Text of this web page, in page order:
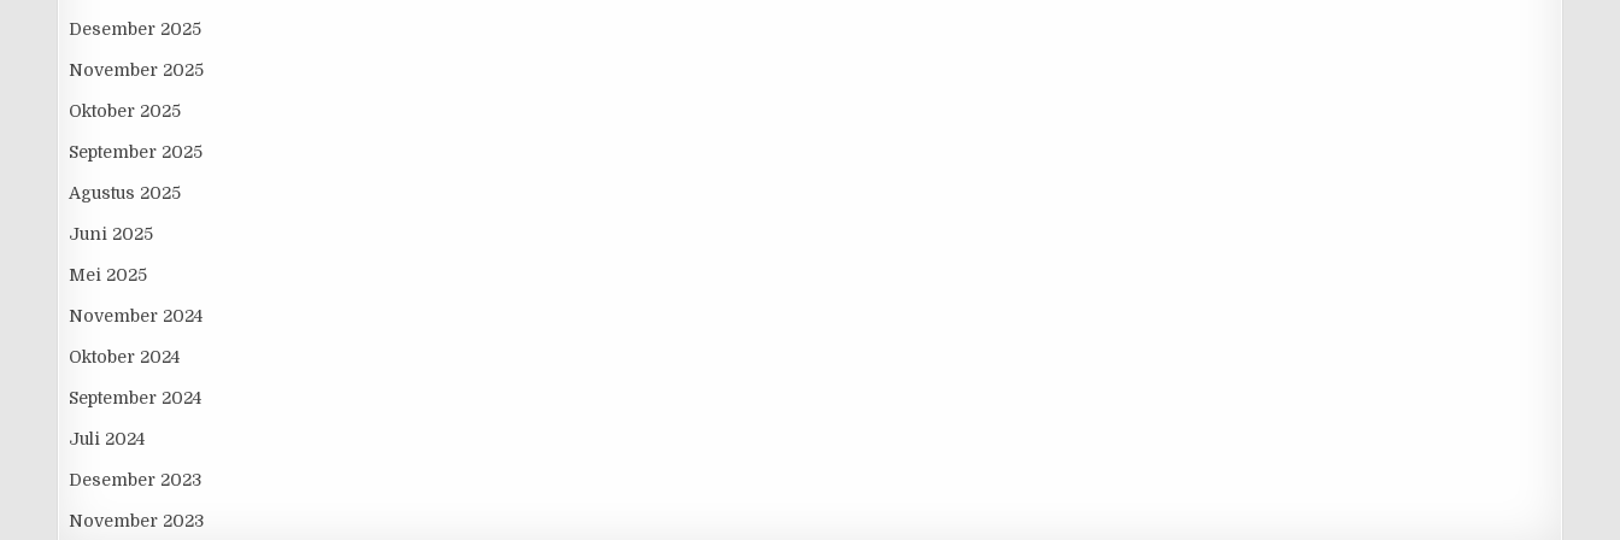
Desember 2025
November 2025
Oktober 2025
September 2025
Agustus 2025
Juni 2025
Mei 2025
November 2024
Oktober 2024
September 2024
Juli 2024
Desember 2023
November 2023